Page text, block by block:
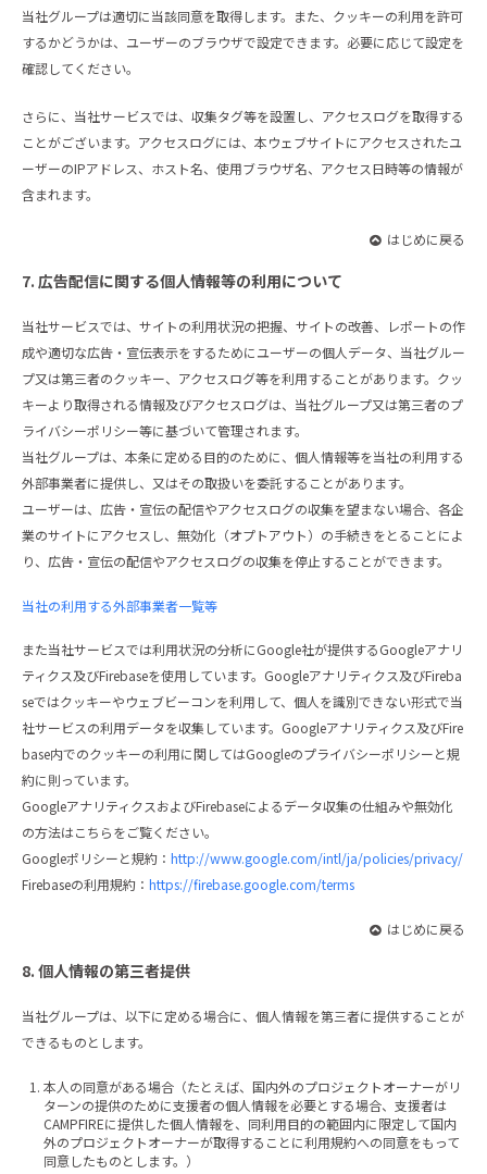
当社グループは適切に当該同意を取得します。また、クッキーの利用を許可
するかどうかは、ユーザーのブラウザで設定できます。必要に応じて設定を
確認してください。
さらに、当社サービスでは、収集タグ等を設置し、アクセスログを取得する
ことがございます。アクセスログには、本ウェブサイトにアクセスされたユ
ーザーのIPアドレス、ホスト名、使用ブラウザ名、アクセス日時等の情報が
含まれます。
はじめに戻る
7. 広告配信に関する個人情報等の利用について
当社サービスでは、サイトの利用状況の把握、サイトの改善、レポートの作
成や適切な広告・宣伝表示をするためにユーザーの個人データ、当社グルー
プ又は第三者のクッキー、アクセスログ等を利用することがあります。クッ
キーより取得される情報及びアクセスログは、当社グループ又は第三者のプ
ライバシーポリシー等に基づいて管理されます。
当社グループは、本条に定める目的のために、個人情報等を当社の利用する
外部事業者に提供し、又はその取扱いを委託することがあります。
ユーザーは、広告・宣伝の配信やアクセスログの収集を望まない場合、各企
業のサイトにアクセスし、無効化（オプトアウト）の手続きをとることによ
り、広告・宣伝の配信やアクセスログの収集を停止することができます。
当社の利用する外部事業者一覧等
また当社サービスでは利用状況の分析にGoogle社が提供するGoogleアナリ
ティクス及びFirebaseを使用しています。Googleアナリティクス及びFireba
seではクッキーやウェブビーコンを利用して、個人を識別できない形式で当
社サービスの利用データを収集しています。Googleアナリティクス及びFire
base内でのクッキーの利用に関してはGoogleのプライバシーポリシーと規
約に則っています。
GoogleアナリティクスおよびFirebaseによるデータ収集の仕組みや無効化
の方法はこちらをご覧ください。
Googleポリシーと規約： http://www.google.com/intl/ja/policies/privacy/
Firebaseの利用規約： https://firebase.google.com/terms
はじめに戻る
8. 個人情報の第三者提供
当社グループは、以下に定める場合に、個人情報を第三者に提供することが
できるものとします。
本人の同意がある場合（たとえば、国内外のプロジェクトオーナーがリ
ターンの提供のために支援者の個人情報を必要とする場合、支援者は
CAMPFIREに提供した個人情報を、同利用目的の範囲内に限定して国内
外のプロジェクトオーナーが取得することに利用規約への同意をもって
同意したものとします。）